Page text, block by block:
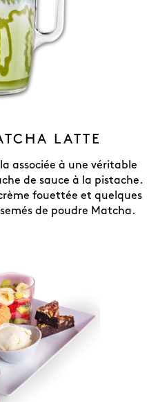
LATTE
associée à une véritable
de sauce à la pistache.
fouettée et quelques
de poudre Matcha.